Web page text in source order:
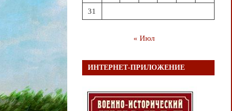
31
« Июл
ИНТЕРНЕТ-ПРИЛОЖЕНИЕ